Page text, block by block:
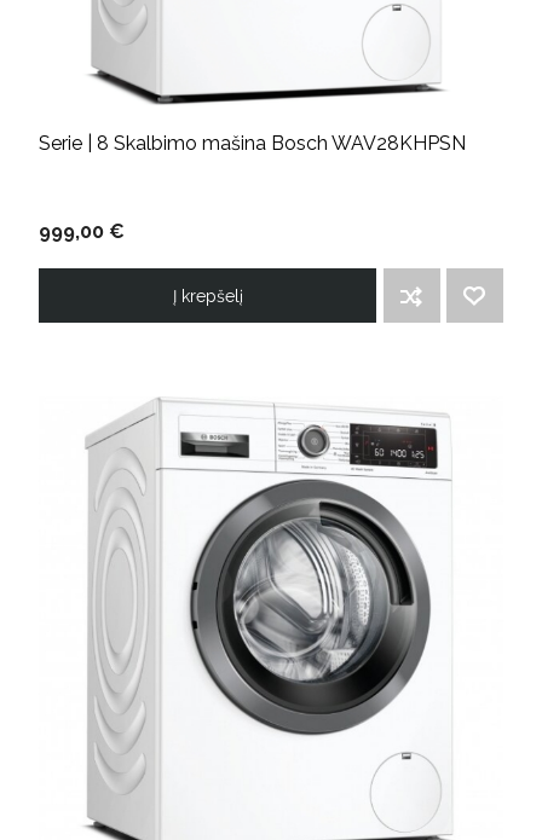
Serie | 8 Skalbimo mašina Bosch WAV28KHPSN
999,00 €
Į krepšelį